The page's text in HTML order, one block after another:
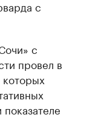
с
с
провел в